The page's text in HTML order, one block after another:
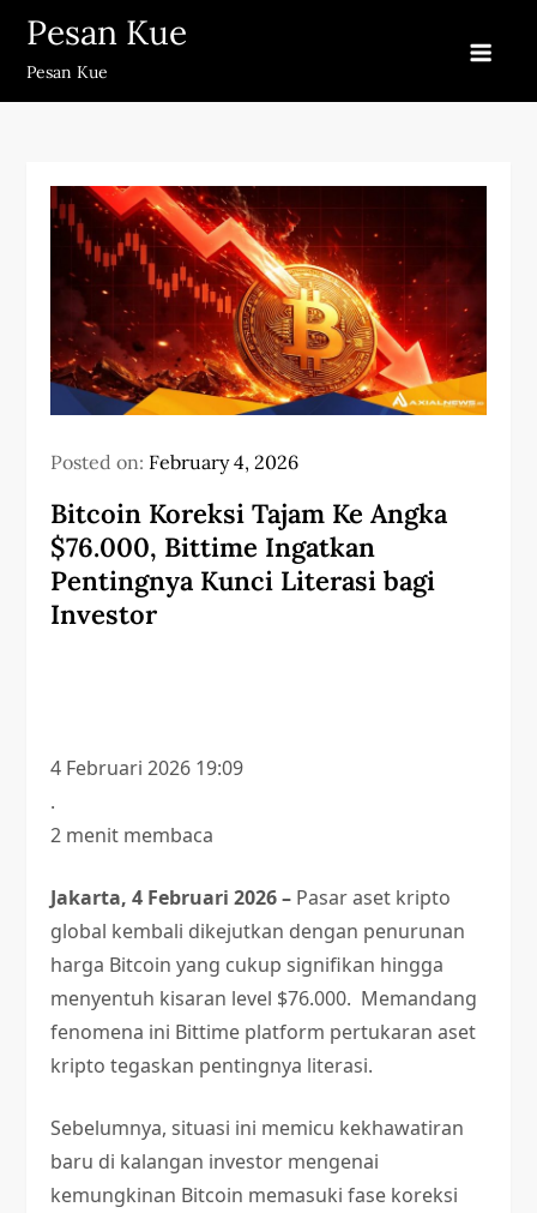
Skip
content
Pesan Kue
Pesan Kue
Posted on: February 4, 2026
Bitcoin Koreksi Tajam Ke Angka
$76.000, Bittime Ingatkan
Pentingnya Kunci Literasi bagi
Investor
4 Februari 2026 19:09
.
2 menit membaca
Jakarta, 4 Februari 2026 – Pasar aset kripto
global kembali dikejutkan dengan penurunan
harga Bitcoin yang cukup signifikan hingga
menyentuh kisaran level $76.000. Memandang
fenomena ini Bittime platform pertukaran aset
kripto tegaskan pentingnya literasi.
Sebelumnya, situasi ini memicu kekhawatiran
baru di kalangan investor mengenai
kemungkinan Bitcoin memasuki fase koreksi